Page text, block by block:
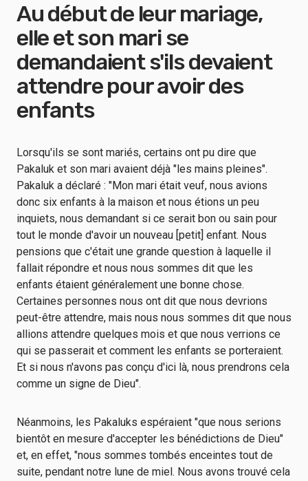
Au début de leur mariage,
elle et son mari se
demandaient s'ils devaient
attendre pour avoir des
enfants
Lorsqu'ils se sont mariés, certains ont pu dire que
Pakaluk et son mari avaient déjà "les mains pleines".
Pakaluk a déclaré : "Mon mari était veuf, nous avions
donc six enfants à la maison et nous étions un peu
inquiets, nous demandant si ce serait bon ou sain pour
tout le monde d'avoir un nouveau [petit] enfant. Nous
pensions que c'était une grande question à laquelle il
fallait répondre et nous nous sommes dit que les
enfants étaient généralement une bonne chose.
Certaines personnes nous ont dit que nous devrions
peut-être attendre, mais nous nous sommes dit que nous
allions attendre quelques mois et que nous verrions ce
qui se passerait et comment les enfants se porteraient.
Et si nous n'avons pas conçu d'ici là, nous prendrons cela
comme un signe de Dieu".
Néanmoins, les Pakaluks espéraient "que nous serions
bientôt en mesure d'accepter les bénédictions de Dieu"
et, en effet, "nous sommes tombés enceintes tout de
suite, pendant notre lune de miel. Nous avons trouvé cela